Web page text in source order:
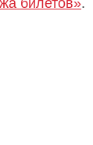
билетов».